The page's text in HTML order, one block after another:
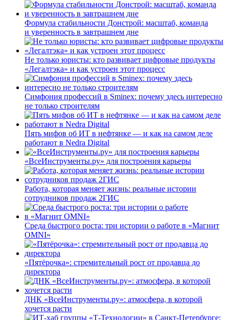
Формула стабильности Донстрой: масштаб, команда
и уверенность в завтрашнем дне
Не только юристы: кто развивает цифровые продукты
«Легалтэка» и как устроен этот процесс
Симфония профессий в Sminex: почему здесь интересно
не только строителям
Пять мифов об ИТ в нефтянке — и как на самом деле
работают в Nedra Digital
«ВсеИнструменты.ру» для построения карьеры
Работа, которая меняет жизнь: реальные истории
сотрудников продаж 2ГИС
Среда быстрого роста: три истории о работе в «Магнит
OMNI»
«Пятёрочка»: стремительный рост от продавца до
директора
ДНК «ВсеИнструменты.ру»: атмосфера, в которой
хочется расти